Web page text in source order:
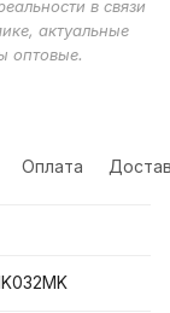
в связи
актуальные
оптовые.
Оплата